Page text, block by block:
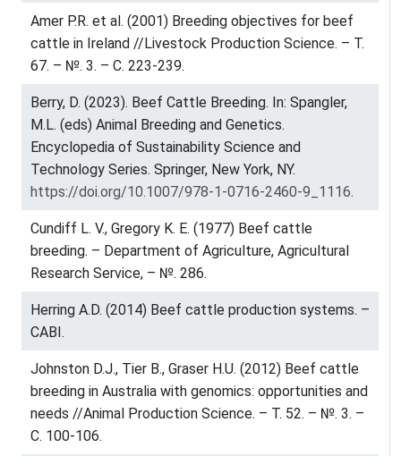
Amer P.R. et al. (2001) Breeding objectives for beef
cattle in Ireland //Livestock Production Science. – Т.
67. – №. 3. – С. 223-239.
Berry, D. (2023). Beef Cattle Breeding. In: Spangler,
M.L. (eds) Animal Breeding and Genetics.
Encyclopedia of Sustainability Science and
Technology Series. Springer, New York, NY.
https://doi.org/10.1007/978-1-0716-2460-9_1116.
Cundiff L. V., Gregory K. E. (1977) Beef cattle
breeding. – Department of Agriculture, Agricultural
Research Service, – №. 286.
Herring A.D. (2014) Beef cattle production systems. –
CABI.
Johnston D.J., Tier B., Graser H.U. (2012) Beef cattle
breeding in Australia with genomics: opportunities and
needs //Animal Production Science. – Т. 52. – №. 3. –
С. 100-106.